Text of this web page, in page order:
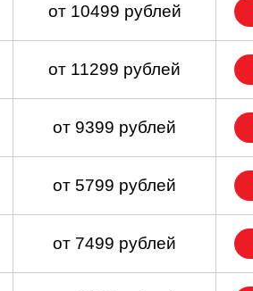
от 10499 рублей
от 11299 рублей
от 9399 рублей
от 5799 рублей
от 7499 рублей